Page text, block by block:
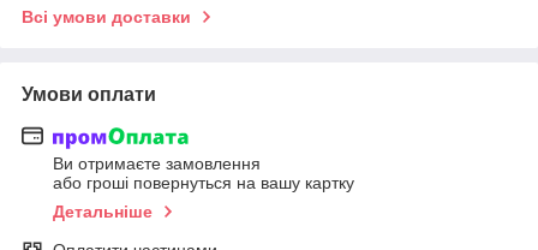
Всі умови доставки
Умови оплати
Ви отримаєте замовлення
або гроші повернуться на вашу картку
Детальніше